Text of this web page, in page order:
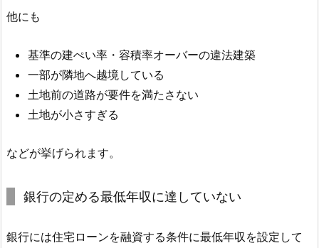
他にも
基準の建ぺい率・容積率オーバーの違法建築
一部が隣地へ越境している
土地前の道路が要件を満たさない
土地が小さすぎる
などが挙げられます。
銀行の定める最低年収に達していない
銀行には住宅ローンを融資する条件に最低年収を設定して